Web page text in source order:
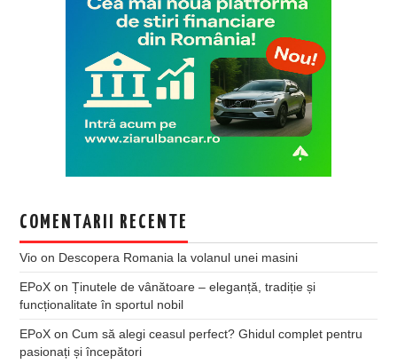
COMENTARII RECENTE
Vio on Descopera Romania la volanul unei masini
EPoX onȚinutele de vânătoare – eleganță, tradiție și
funcționalitate în sportul nobil
EPoX onCum să alegi ceasul perfect? Ghidul complet pentru
pasionați și începători